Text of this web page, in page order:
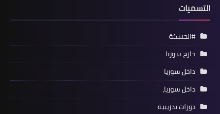
التسميات
#الحسكة
خارج سوريا
داخل سوريا
داخل سوريا،
دورات تدريبية